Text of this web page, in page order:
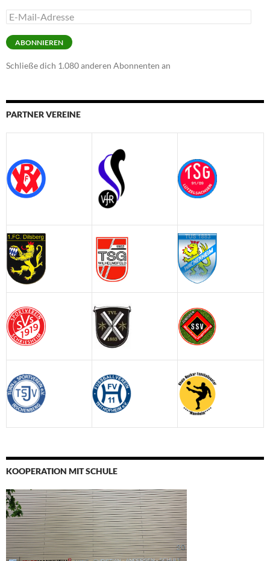
E-
Mail-
Adresse
ABONNIEREN
Schließe dich 1.080 anderen Abonnenten an
PARTNER VEREINE
KOOPERATION MIT SCHULE